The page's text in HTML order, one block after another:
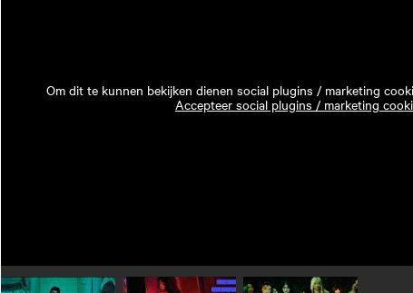
Om dit te kunnen bekijken dienen social plugins / marketing
Accepteer social plugins / marketing
Speel video 1 af Speel video 2 af Speel video 3 af